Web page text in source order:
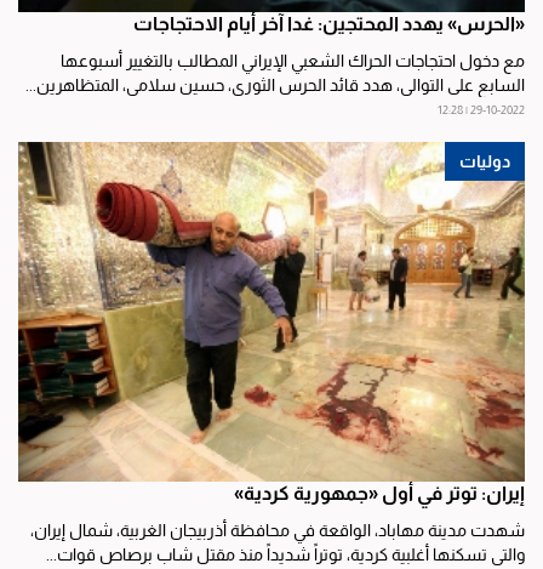
«الحرس» يهدد المحتجين: غدا آخر أيام الاحتجاجات
مع دخول احتجاجات الحراك الشعبي الإيراني المطالب بالتغيير أسبوعها
السابع على التوالي، هدد قائد الحرس الثوري، حسين سلامي، المتظاهرين...
29-10-2022 | 12:28
دوليات
إيران: توتر في أول «جمهورية كردية»
شهدت مدينة مهاباد، الواقعة في محافظة أذربيجان الغربية، شمال إيران،
والتي تسكنها أغلبية كردية، توتراً شديداً منذ مقتل شاب برصاص قوات...